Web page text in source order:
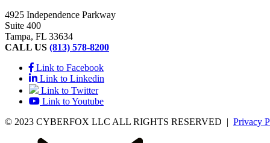
4925 Independence Parkway
Suite 400
Tampa, FL 33634
CALL US (813) 578-8200
Link to Facebook
Link to Linkedin
Link to Twitter
Link to Youtube
© 2023 CYBERFOX LLC ALL RIGHTS RESERVED | Privacy